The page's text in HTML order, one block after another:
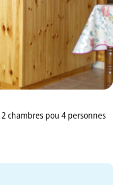
chambres pou 4 personnes